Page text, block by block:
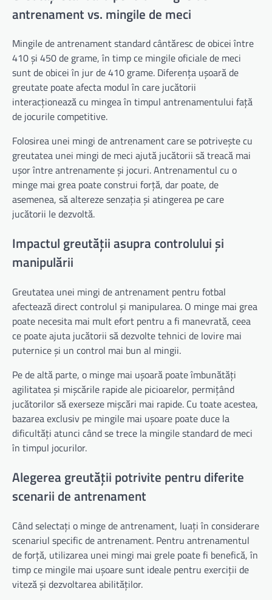
antrenament vs. mingile de meci
Mingile de antrenament standard cântăresc de obicei între
410 și 450 de grame, în timp ce mingile oficiale de meci
sunt de obicei în jur de 410 grame. Diferența ușoară de
greutate poate afecta modul în care jucătorii
interacționează cu mingea în timpul antrenamentului față
de jocurile competitive.
Folosirea unei mingi de antrenament care se potrivește cu
greutatea unei mingi de meci ajută jucătorii să treacă mai
ușor între antrenamente și jocuri. Antrenamentul cu o
minge mai grea poate construi forță, dar poate, de
asemenea, să altereze senzația și atingerea pe care
jucătorii le dezvoltă.
Impactul greutății asupra controlului și
manipulării
Greutatea unei mingi de antrenament pentru fotbal
afectează direct controlul și manipularea. O minge mai grea
poate necesita mai mult efort pentru a fi manevrată, ceea
ce poate ajuta jucătorii să dezvolte tehnici de lovire mai
puternice și un control mai bun al mingii.
Pe de altă parte, o minge mai ușoară poate îmbunătăți
agilitatea și mișcările rapide ale picioarelor, permițând
jucătorilor să exerseze mișcări mai rapide. Cu toate acestea,
bazarea exclusiv pe mingile mai ușoare poate duce la
dificultăți atunci când se trece la mingile standard de meci
în timpul jocurilor.
Alegerea greutății potrivite pentru diferite
scenarii de antrenament
Când selectați o minge de antrenament, luați în considerare
scenariul specific de antrenament. Pentru antrenamentul
de forță, utilizarea unei mingi mai grele poate fi benefică, în
timp ce mingile mai ușoare sunt ideale pentru exerciții de
viteză și dezvoltarea abilităților.